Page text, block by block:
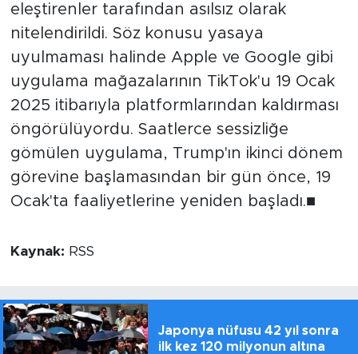
eleştirenler tarafından asılsız olarak
nitelendirildi. Söz konusu yasaya
uyulmaması halinde Apple ve Google gibi
uygulama mağazalarının TikTok'u 19 Ocak
2025 itibarıyla platformlarından kaldırması
öngörülüyordu. Saatlerce sessizliğe
gömülen uygulama, Trump'ın ikinci dönem
görevine başlamasından bir gün önce, 19
Ocak'ta faaliyetlerine yeniden başladı.■
Kaynak: RSS
Japonya nüfusu 42 yıl sonra
ilk kez 120 milyonun altına